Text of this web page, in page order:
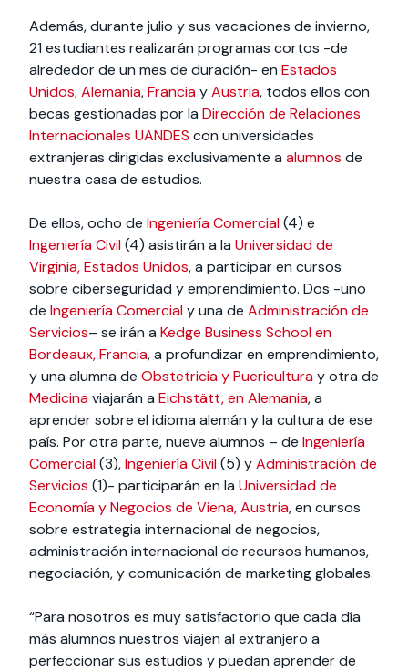
Además, durante julio y sus vacaciones de invierno,
21 estudiantes realizarán programas cortos -de
alrededor de un mes de duración- en Estados
Unidos,Alemania,FranciayAustria, todos ellos con
becas gestionadas por la Dirección de Relaciones
Internacionales UANDES con universidades
extranjeras dirigidas exclusivamente a alumnos de
nuestra casa de estudios.
De ellos, ocho de Ingeniería Comercial(4) e
Ingeniería Civil(4) asistirán a la Universidad de
Virginia, Estados Unidos, a participar en cursos
sobre ciberseguridad y emprendimiento. Dos -uno
de Ingeniería Comercialy una de Administración de
Servicios– se irán a Kedge Business School en
Bordeaux, Francia, a profundizar en emprendimiento,
y una alumna de Obstetricia y Puericulturay otra de
Medicinaviajarán a Eichstätt, en Alemania, a
aprender sobre el idioma alemán y la cultura de ese
país. Por otra parte, nueve alumnos – de Ingeniería
Comercial(3),Ingeniería Civil(5) yAdministración de
Servicios (1)- participarán en la Universidad de
Economía y Negocios de Viena, Austria, en cursos
sobre estrategia internacional de negocios,
administración internacional de recursos humanos,
negociación, y comunicación de marketing globales.
“Para nosotros es muy satisfactorio que cada día
más alumnos nuestros viajen al extranjero a
perfeccionar sus estudios y puedan aprender de